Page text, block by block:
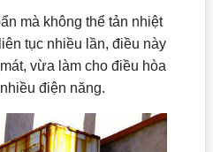
mà không thể tản nhiệt
tục nhiều lần, điều này
vừa làm cho điều hòa
điện năng.